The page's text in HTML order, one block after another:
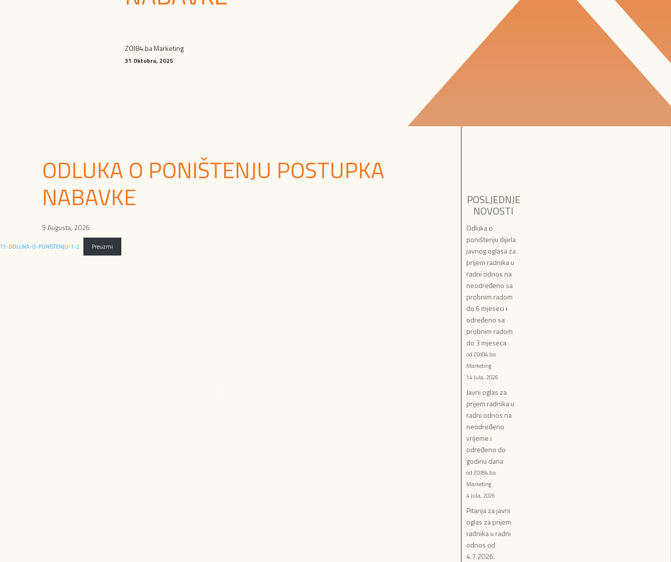
ZOI84.ba Marketing
31 Oktobra, 2025
ODLUKA O PONIŠTENJU POSTUPKA
NABAVKE
9 Augusta, 2026
11-ODLUKA-O-PONISTENJU-1-2 Preuzmi
POSLJEDNJE
NOVOSTI
Odluka o
poništenju dijela
javnog oglasa za
prijem radnika u
radni odnos na
neodređeno sa
probnim radom
do 6 mjeseci i
određeno sa
probnim radom
do 3 mjeseca
od ZOI84.ba
Marketing
14 Jula, 2026
Javni oglas za
prijem radnika u
radni odnos na
neodređeno
vrijeme i
određeno do
godinu dana
od ZOI84.ba
Marketing
4 Jula, 2026
Pitanja za javni
oglas za prijem
radnika u radni
odnos od
4.7.2026.